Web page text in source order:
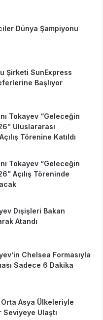
Dünya Şampiyonu
Şirketi SunExpress
Başlıyor
Tokayev “Geleceğin
Uluslararası
Törenine Katıldı
Tokayev “Geleceğin
Açılış Töreninde
Dışişleri Bakan
Atandı
Chelsea Formasıyla
Sadece 6 Dakika
Orta Asya Ülkeleriyle
Ulaştı